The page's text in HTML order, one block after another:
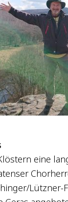
eine
Lütz­ner-